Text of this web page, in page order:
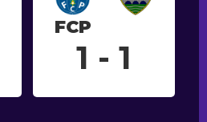
FCP
1 - 1